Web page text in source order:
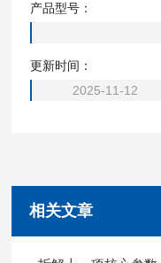
0004-2023公共场所集
《GB 37488-2019公共
标准进行设计与制造，
可靠性。
产品型号：
更新时间：
2025-11-12
相关文章